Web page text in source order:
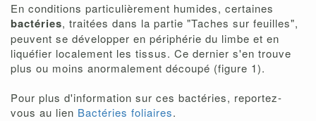
En conditions particulièrement humides, certaines
bactéries, traitées dans la partie "Taches sur feuilles",
peuvent se développer en périphérie du limbe et en
liquéfier localement les tissus. Ce dernier s'en trouve
plus ou moins anormalement découpé (figure 1).
Pour plus d'information sur ces bactéries, reportez-
vous au lien Bactéries foliaires.